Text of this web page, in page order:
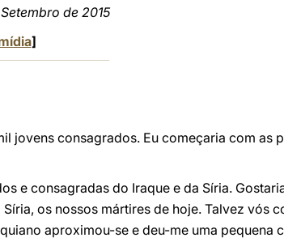
de 2015
]
jovens consagrados. Eu começaria com as
e consagradas do Iraque e da Síria.
os nossos mártires de hoje. Talvez vós
aproximou-se e deu-me uma pequena